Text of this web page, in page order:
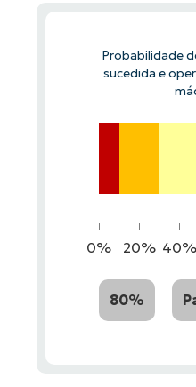
Probabilidade
sucedida e
0% 20% 40%
80%